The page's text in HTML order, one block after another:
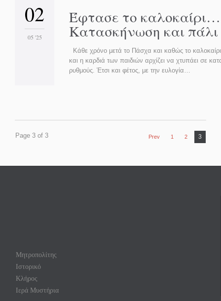
02
05 '25
Έφτασε το καλοκαίρι…
Κατασκήνωση και πάλι
Κάθε χρόνο μετά το Πάσχα και καθώς το
και η καρδιά των παιδιών αρχίζει να χτυπάει σε
ρυθμούς. Έτσι και φέτος, με την ευλογία…
Page 3 of 3 Prev 1 2 3
Μητροπολίτης
Ιστορικό
Κλήρος
Ιερά Μυστήρια